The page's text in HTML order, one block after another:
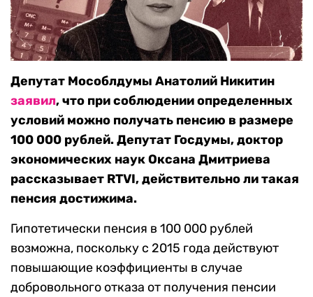
Депутат Мособлдумы Анатолий Никитин
заявил, что при соблюдении определенных
условий можно получать пенсию в размере
100 000 рублей. Депутат Госдумы, доктор
экономических наук Оксана Дмитриева
рассказывает RTVI, действительно ли такая
пенсия достижима.
Гипотетически пенсия в 100 000 рублей
возможна, поскольку с 2015 года действуют
повышающие коэффициенты в случае
добровольного отказа от получения пенсии